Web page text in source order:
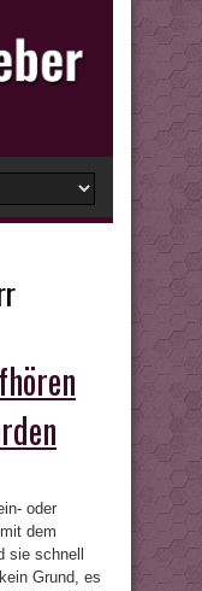
oder
dem
sie schnell
Grund, es